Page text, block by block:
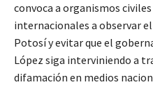
convoca a organismos
internacionales a observar
Potosí y evitar que el
López siga interviniendo a
difamación en medios